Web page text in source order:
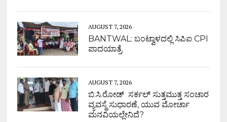
AUGUST 7, 2026
BANTWAL: ಬಂಟ್ವಾಳದಲ್ಲಿ ಸಿಪಿಐ CPI
ಪಾದಯಾತ್ರೆ
AUGUST 7, 2026
ಬಿ.ಸಿ.ರೋಡ್ ಸರ್ಕಲ್ ಸುತ್ತಮುತ್ತ ಸಂಚಾರ
ವ್ಯವಸ್ಥೆ ಸುಧಾರಣೆ, ಯುವ ಮೋರ್ಚಾ
ಮನವಿಯಲ್ಲೇನಿದೆ?